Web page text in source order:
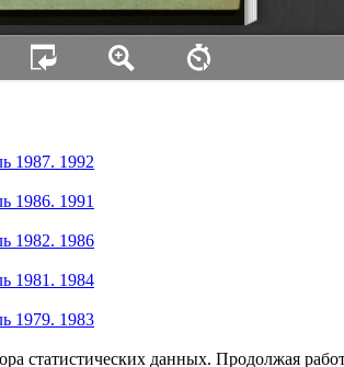
1987. 1992
1986. 1991
1982. 1986
1981. 1984
1979. 1983
статистических данных. Продолжая